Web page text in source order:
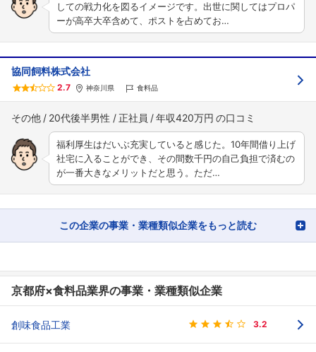
しての戦力化を図るイメージです。出世に関してはプロパ
ーが高卒大卒含めて、ポストを占めてお…
協同飼料株式会社
2.7 神奈川県 食料品
その他 20代後半男性 正社員 年収420万円
福利厚生はだいぶ充実していると感じた。10年間借り上げ
社宅に入ることができ、その間数千円の自己負担で済むの
が一番大きなメリットだと思う。ただ…
この企業の事業・業種類似企業をもっと読む
京都府×食料品業界の事業・業種類似企業
創味食品工業 3.2